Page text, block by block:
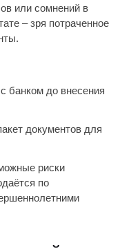
или сомнений в
– зря потраченное
банком до внесения
документов для
риски
по